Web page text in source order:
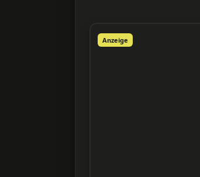
Anzeige